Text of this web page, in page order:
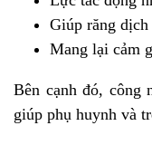
Giúp răng
Mang lại cảm
Bên cạnh đó, công
giúp phụ huynh và